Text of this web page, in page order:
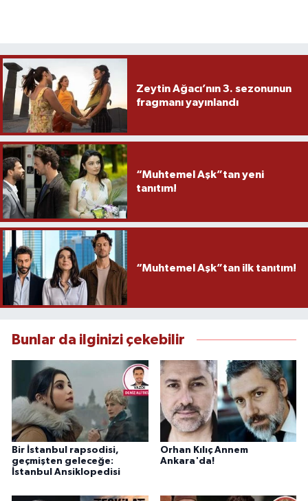
Zeytin Ağacı’nın 3. sezonunun
fragmanı yayınlandı
“Muhtemel Aşk”tan yeni
tanıtım!
“Muhtemel Aşk”tan ilk tanıtım!
Bunlar da ilginizi çekebilir
Bir İstanbul rapsodisi,
geçmişten geleceğe:
İstanbul Ansiklopedisi
Orhan Kılıç Annem
Ankara'da!